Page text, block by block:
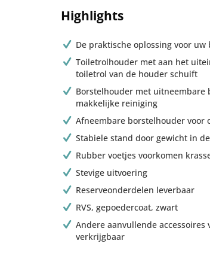
Highlights
De praktische oplossing voor uw
Toiletrolhouder met aan het
toiletrol van de houder schuift
Borstelhouder met uitneembare
makkelijke reiniging
Afneembare borstelhouder voor
Stabiele stand door gewicht in
Rubber voetjes voorkomen
Stevige uitvoering
Reserveonderdelen leverbaar
RVS, gepoedercoat, zwart
Andere aanvullende accessoires
verkrijgbaar